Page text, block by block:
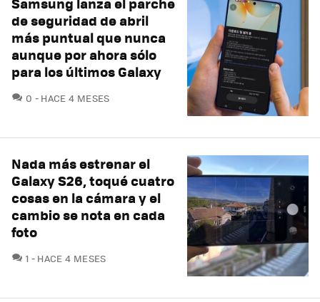
de seguridad de abril
más puntual que nunca
aunque por ahora sólo
para los últimos Galaxy
0 COMENTARIOS
HACE 4 MESES
Nada más estrenar el
Galaxy S26, toqué cuatro
cosas en la cámara y el
cambio se nota en cada
foto
1 COMENTARIOS
HACE 4 MESES